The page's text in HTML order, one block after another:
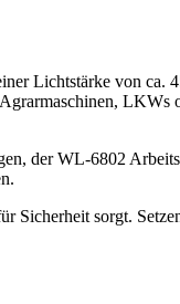
Lichtstärke von
der WL-6802
Sicherheit sorgt.